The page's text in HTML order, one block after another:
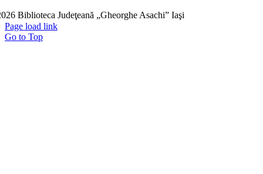
Biblioteca Judeţeană „Gheorghe Asachi” Iaşi
Page load link
Go to Top